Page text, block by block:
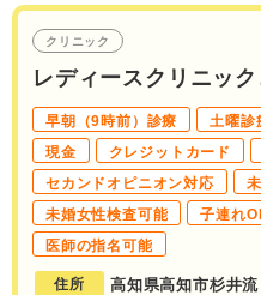
クリニック
レディースクリニッ
早朝（9時前）診療 土曜診
現金
クレジットカード
セカンドオピニオン対応
未婚女性検査可能
子連れ
医師の指名可能
住所 高知県高知市杉井